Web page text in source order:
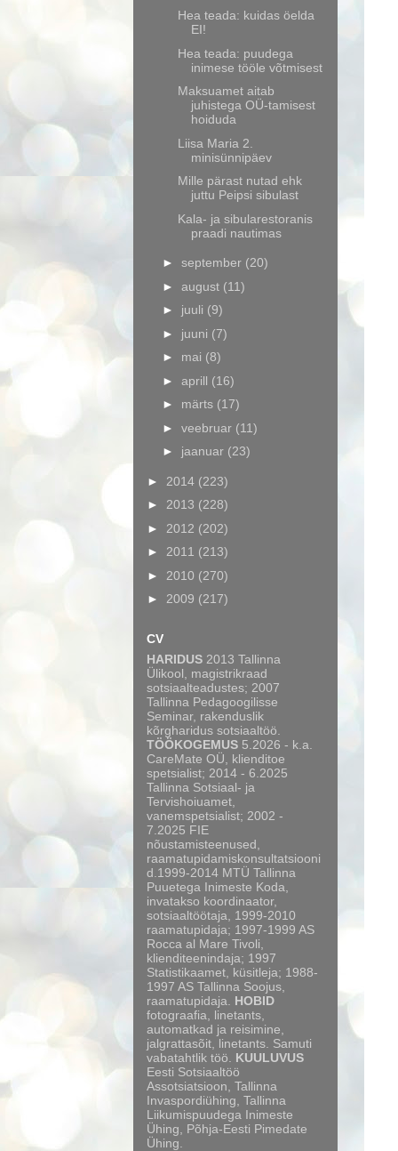
Hea teada: kuidas öelda
EI!
Hea teada: puudega
inimese tööle võtmisest
Maksuamet aitab
juhistega OÜ-tamisest
hoiduda
Liisa Maria 2.
minisünnipäev
Mille pärast nutad ehk
juttu Peipsi sibulast
Kala- ja sibularestoranis
praadi nautimas
► september (20)
► august (11)
► juuli (9)
► juuni (7)
► mai (8)
► aprill (16)
► märts (17)
► veebruar (11)
► jaanuar (23)
► 2014 (223)
► 2013 (228)
► 2012 (202)
► 2011 (213)
► 2010 (270)
► 2009 (217)
CV
HARIDUS 2013 Tallinna
Ülikool, magistrikraad
sotsiaalteadustes; 2007
Tallinna Pedagoogilisse
Seminar, rakenduslik
kõrgharidus sotsiaaltöö.
TÖÖKOGEMUS 5.2026 - k.a.
CareMate OÜ, klienditoe
spetsialist; 2014 - 6.2025
Tallinna Sotsiaal- ja
Tervishoiuamet,
vanemspetsialist; 2002 -
7.2025 FIE
nõustamisteenused,
raamatupidamiskonsultatsiooni
d.1999-2014 MTÜ Tallinna
Puuetega Inimeste Koda,
invatakso koordinaator,
sotsiaaltöötaja, 1999-2010
raamatupidaja; 1997-1999 AS
Rocca al Mare Tivoli,
klienditeenindaja; 1997
Statistikaamet, küsitleja; 1988-
1997 AS Tallinna Soojus,
raamatupidaja. HOBID
fotograafia, linetants,
automatkad ja reisimine,
jalgrattasõit, linetants. Samuti
vabatahtlik töö. KUULUVUS
Eesti Sotsiaaltöö
Assotsiatsioon, Tallinna
Invaspordiühing, Tallinna
Liikumispuudega Inimeste
Ühing, Põhja-Eesti Pimedate
Ühing.